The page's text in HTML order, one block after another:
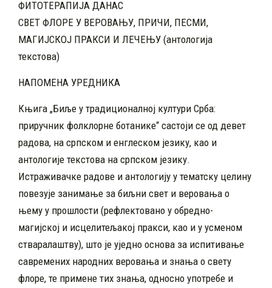
ФИТОТЕРАПИЈА ДАНАС
СВЕТ ФЛОРЕ У ВЕРОВАЊУ, ПРИЧИ, ПЕСМИ,
МАГИЈСКОЈ ПРАКСИ И ЛЕЧЕЊУ (антологија
текстова)
НАПОМЕНА УРЕДНИКА
Књига „Биље у традиционалној култури Срба:
приручник фолклорне ботанике“ састоји се од девет
радова, на српском и енглеском језику, као и
антологије текстова на српском језику.
Истраживачке радове и антологију у тематску целину
повезује занимање за биљни свет и веровања о
њему у прошлости (рефлектовано у обредно-
магијској и исцелитељакој пракси, као и у усменом
стваралаштву), што је уједно основа за испитивање
савремених народних веровања и знања о свету
флоре, те примене тих знања, односно употребе и